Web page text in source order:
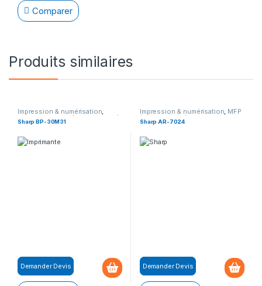
Comparer
Produits similaires
Impression & numérisation,
Impression,MFP (Multifonction)
Sharp BP-30M31
Demander Devis
Impression & numérisation, MFP
(Multifonction)
Sharp AR-7024
Demander Devis